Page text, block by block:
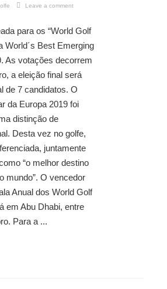
Leave a comment
para os “World Golf
World´s Best Emerging
As votações decorrem
a eleição final será
de 7 candidatos. O
da Europa 2019 foi
distinção de
Desta vez no golfe,
juntamente
“o melhor destino
mundo”. O vencedor
Anual dos World Golf
em Abu Dhabi, entre
Para a ...